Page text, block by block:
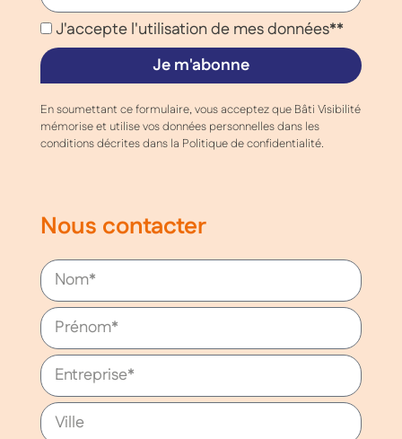
J'accepte l'utilisation de mes données**
Je m'abonne
En soumettant ce formulaire, vous acceptez que Bâti Visibilité
mémorise et utilise vos données personnelles dans les
conditions décrites dans la Politique de confidentialité.
Nous contacter